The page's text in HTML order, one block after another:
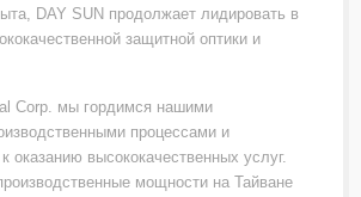
DAY SUN продолжает лидировать в
защитной оптики и
Corp. мы гордимся нашими
процессами и
оказанию высококачественных услуг.
мощности на Тайване